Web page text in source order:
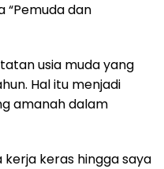
“Pemuda dan
usia muda yang
Hal itu menjadi
amanah dalam
keras hingga saya